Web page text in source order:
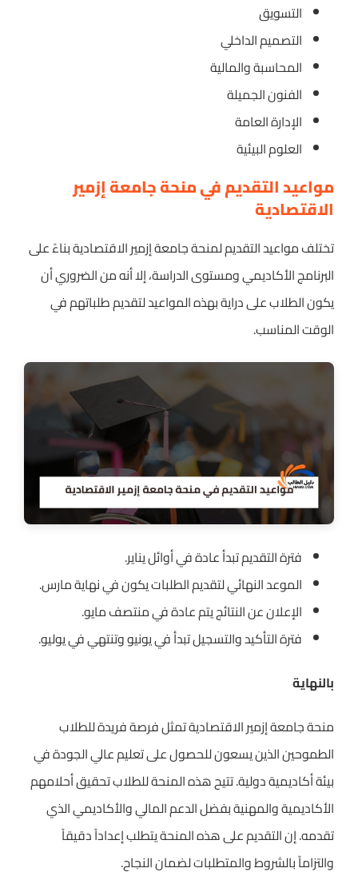
التسويق
التصميم الداخلي
المحاسبة والمالية
الفنون الجميلة
الإدارة العامة
العلوم البيئية
مواعيد التقديم في منحة جامعة إزمير
الاقتصادية
تختلف مواعيد التقديم لمنحة جامعة إزمير الاقتصادية بناءً على
البرنامج الأكاديمي ومستوى الدراسة، إلا أنه من الضروري أن
يكون الطلاب على دراية بهذه المواعيد لتقديم طلباتهم في
الوقت المناسب.
فترة التقديم تبدأ عادة في أوائل يناير.
الموعد النهائي لتقديم الطلبات يكون في نهاية مارس.
الإعلان عن النتائج يتم عادة في منتصف مايو.
فترة التأكيد والتسجيل تبدأ في يونيو وتنتهي في يوليو.
بالنهاية
منحة جامعة إزمير الاقتصادية تمثل فرصة فريدة للطلاب
الطموحين الذين يسعون للحصول على تعليم عالي الجودة في
بيئة أكاديمية دولية. تتيح هذه المنحة للطلاب تحقيق أحلامهم
الأكاديمية والمهنية بفضل الدعم المالي والأكاديمي الذي
تقدمه. إن التقديم على هذه المنحة يتطلب إعداداً دقيقاً
والتزاماً بالشروط والمتطلبات لضمان النجاح.